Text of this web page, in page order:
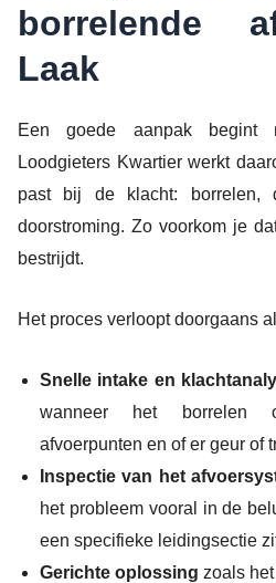
borrelende
Laak
Een goede aanpak begint
Loodgieters Kwartier werkt
past bij de klacht: borrelen,
doorstroming. Zo voorkom je
bestrijdt.
Het proces verloopt doorgaans
Snelle intake en
wanneer het borrelen
afvoerpunten en of er geur of
Inspectie van het
het probleem vooral in de
een specifieke leidingsectie
Gerichte oplossing zoals